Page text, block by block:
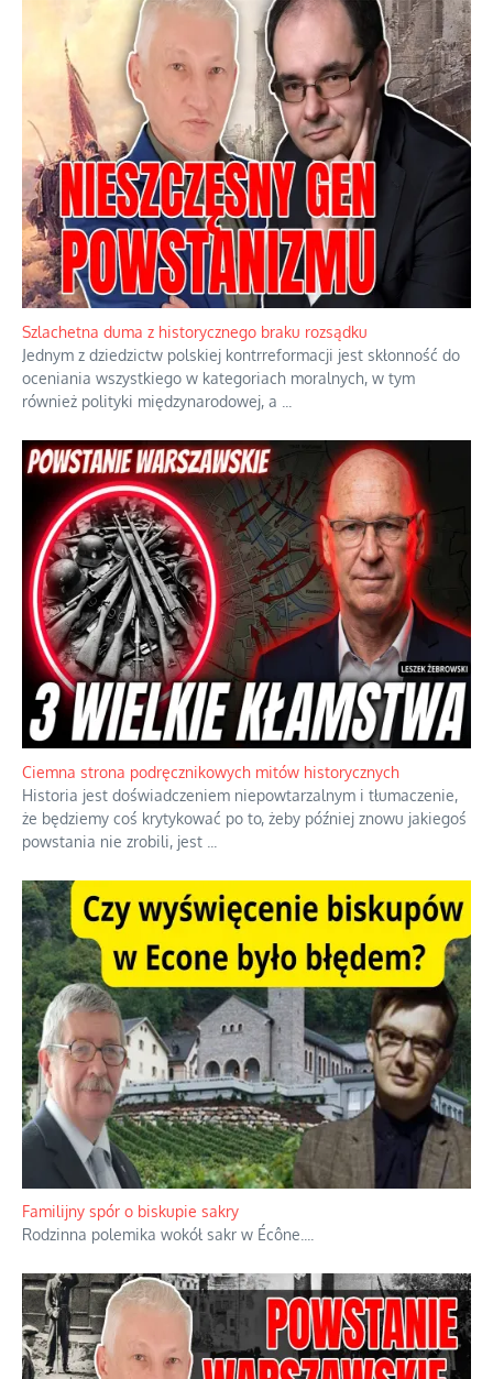
Szlachetna duma z historycznego braku rozsądku
Jednym z dziedzictw polskiej kontrreformacji jest skłonność do
oceniania wszystkiego w kategoriach moralnych, w tym
również polityki międzynarodowej, a
Ciemna strona podręcznikowych mitów historycznych
Historia jest doświadczeniem niepowtarzalnym i tłumaczenie,
że będziemy coś krytykować po to, żeby później znowu jakiegoś
powstania nie zrobili, jest
Familijny spór o biskupie sakry
Rodzinna polemika wokół sakr w Écône.